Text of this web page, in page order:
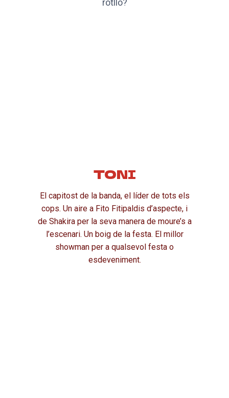
rotllo?
TONI
El capitost de la banda, el líder de tots els
cops. Un aire a Fito Fitipaldis d’aspecte, i
de Shakira per la seva manera de moure’s a
l’escenari. Un boig de la festa. El millor
showman per a qualsevol festa o
esdeveniment.